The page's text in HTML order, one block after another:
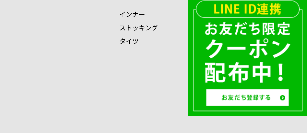
インナー
ストッキング
タイツ